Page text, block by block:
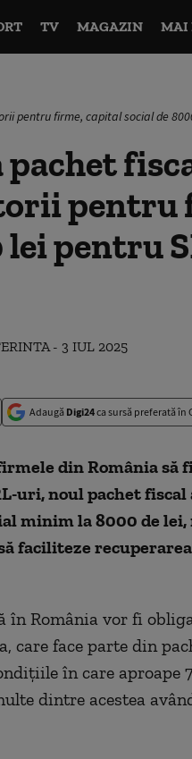
TV MAGAZIN MAI
pentru firme, capital social de
pentru
lei pentru
Adaugă Digi24ca sursă preferată în
din România să
uri, noul pachet fiscal
minim la 8000 de lei,
faciliteze
în România vor fi
care face parte din
în care aproape
dintre acestea